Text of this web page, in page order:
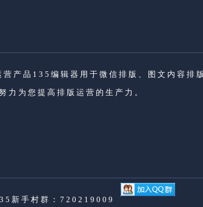
产品135编辑器用于微信排版、图文内容
力为您提高排版运营的生产力。
新手村群：720219009